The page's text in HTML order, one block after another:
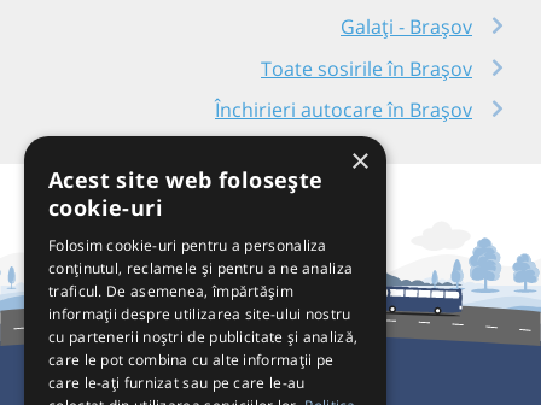
Galați - Brașov
Toate sosirile în Brașov
Închirieri autocare în Brașov
×
Acest site web folosește
cookie-uri
Folosim cookie-uri pentru a personaliza
conținutul, reclamele și pentru a ne analiza
traficul. De asemenea, împărtășim
informații despre utilizarea site-ului nostru
cu partenerii noștri de publicitate și analiză,
care le pot combina cu alte informații pe
care le-ați furnizat sau pe care le-au